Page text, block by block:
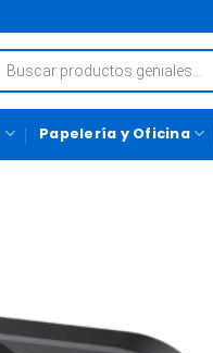
Papelería y Oficina